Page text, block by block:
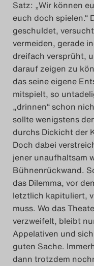
Satz: „Wir können
euch doch spielen.“
geschuldet,
vermeiden, gerade
dreifach versprüht,
darauf zeigen zu
das seine eigene
mitspielt, so
„drinnen“ schon
sollte wenigstens
durchs Dickicht der
Doch dabei
jener unaufhaltsam
Bühnenrückwand.
das Dilemma, vor
letztlich kapituliert,
muss. Wo das
verzweifelt, bleibt
Appelativen und
guten Sache.
dann trotzdem